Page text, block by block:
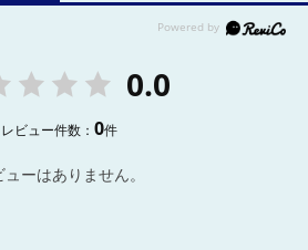
0.0
レビュー件数：0件
ューはありません。